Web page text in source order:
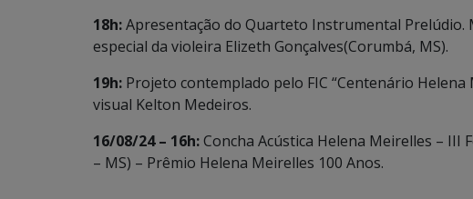
18h:Apresentação do Quarteto Instrumental
especial da violeira Elizeth Gonçalves(Corumbá, MS).
19h: Projeto contemplado pelo FIC “Centenário
visual Kelton Medeiros.
16/08/24 – 16h:Concha Acústica Helena Meirelles – III
– MS) – Prêmio Helena Meirelles 100 Anos.